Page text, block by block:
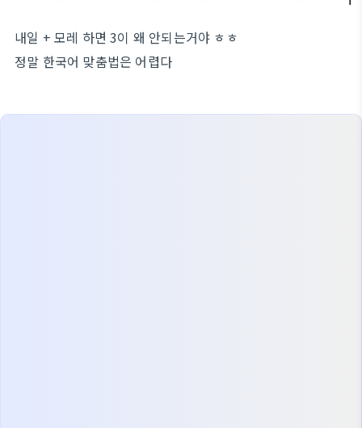
내일 + 모레 하면 3이 왜 안되는거야 ㅎㅎ
정말 한국어 맞춤법은 어렵다